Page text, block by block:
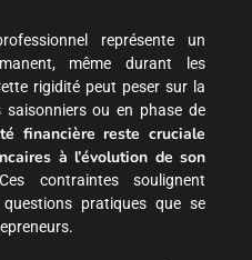
représente un
même durant les
rigidité peut peser sur la
saisonniers ou en phase de
financière reste cruciale
à l’évolution de son
contraintes soulignent
questions pratiques que se